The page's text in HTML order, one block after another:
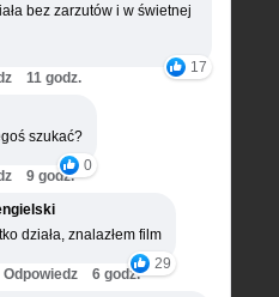
bez zarzutów i w świetnej
17
11 godz.
szukać?
0
9 godz.
działa, znalazłem film
29
Odpowiedz
6 godz.